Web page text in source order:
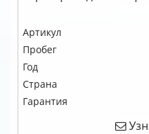
Артикул
Пробег
Год
Страна
Гарантия